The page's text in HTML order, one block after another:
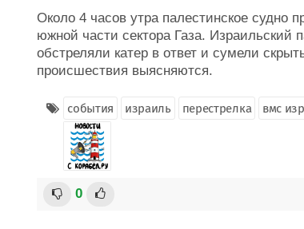
Около 4 часов утра палестинское судно
южной части сектора Газа. Израильский
обстреляли катер в ответ и сумели
происшествия выясняются.
события израиль перестрелка вмс
0